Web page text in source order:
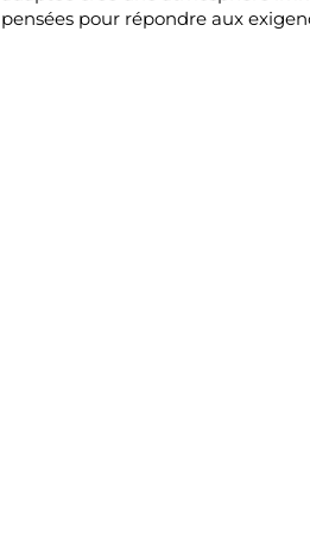
pensées pour répondre aux